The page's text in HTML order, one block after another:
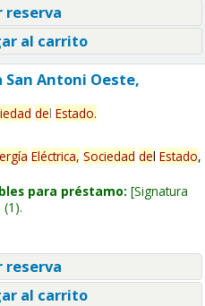
reserva
al carrito
Antoni Oeste,
del Estado.
Eléctrica, Sociedad del Estado,
para préstamo: Signatura
(1).
reserva
al carrito